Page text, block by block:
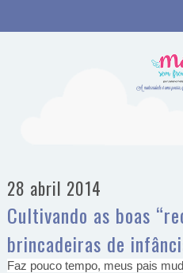
28 abril 2014
Cultivando as boas
brincadeiras de
Faz pouco tempo, meus pais